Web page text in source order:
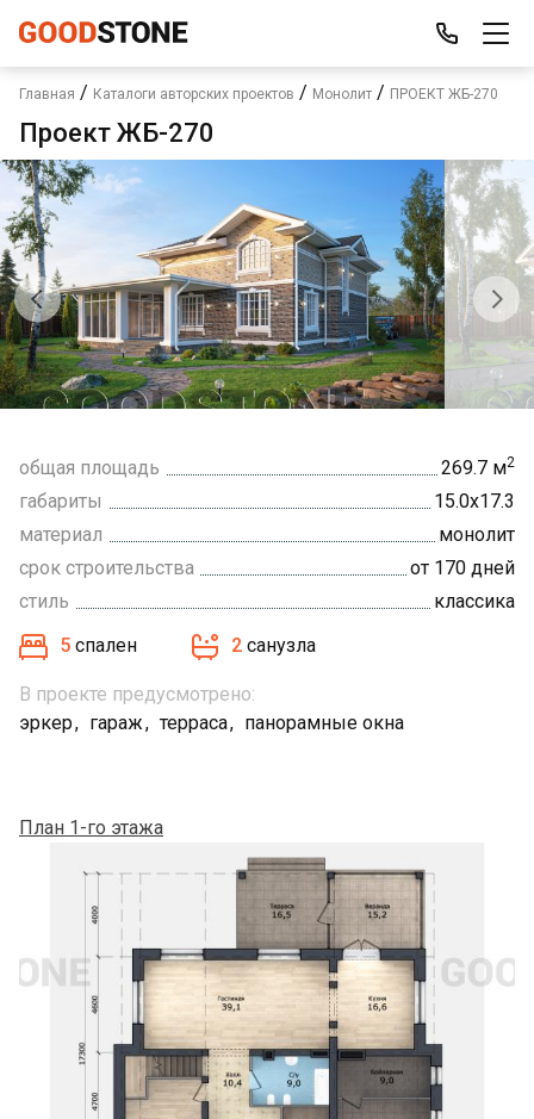
Главная / Каталоги авторских проектов / Монолит / ПРОЕКТ ЖБ-270
Проект ЖБ-270
общая площадь 269.7 м2
габариты
15.0х17.3
материал
монолит
срок строительства
от 170 дней
стиль
классика
5 спален 2 санузла
В проекте предусмотрено:
эркер
гараж терраса панорамные окна
План 1-го этажа